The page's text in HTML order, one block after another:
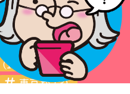
(4)
(10)
東京都(3)